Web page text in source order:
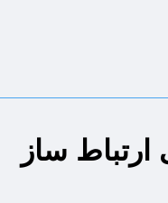
ساز